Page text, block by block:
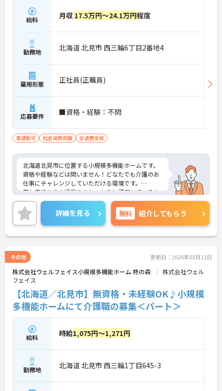
給料 月収 17.5万円～24.1万円程度
勤務地 北海道 北見市 西三輪6丁目2番地4
雇用形態 正社員(正職員)
応募要件 ■資格・経験：不問
車通勤可 社会保険完備 交通費支給
北海道北見市に位置する小規模多機能ホームです。
資格や経験などは問いません！どなたでも介護のお
仕事にチャレンジしていただける環境です。
賞与実績あり！頑張りをしっかりと評価しているの
で、モチベーションを保ちやすい環境です。
ご興味をお持ちの方はお気軽にお問い合わせくださ
い。
詳細を見る 無料 紹介してもらう
その他 更新日：2026年03月11日
株式会社ウェルフェイス小規模多機能ホーム 柊の森
株式会社ウェル
フェイス
【北海道／北見市】無資格・未経験OK♪小規模
多機能ホームにて介護職の募集＜パート＞
給料 時給1,075円～1,271円
勤務地 北海道 北見市 西三輪1丁目645-3